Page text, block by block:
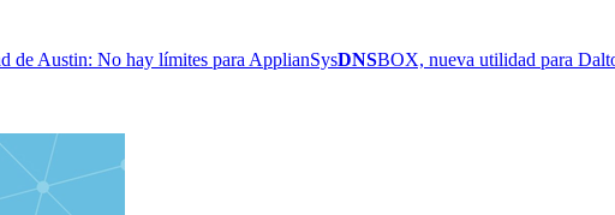
de Austin: No hay límites para ApplianSysDNSBOX, nueva utilidad para